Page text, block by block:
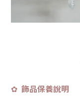
✿ 飾品保養說明